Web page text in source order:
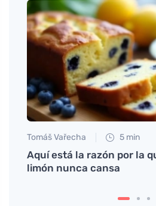
Tomáš Vařecha 5 min
Aquí está la razón por la
limón nunca cansa